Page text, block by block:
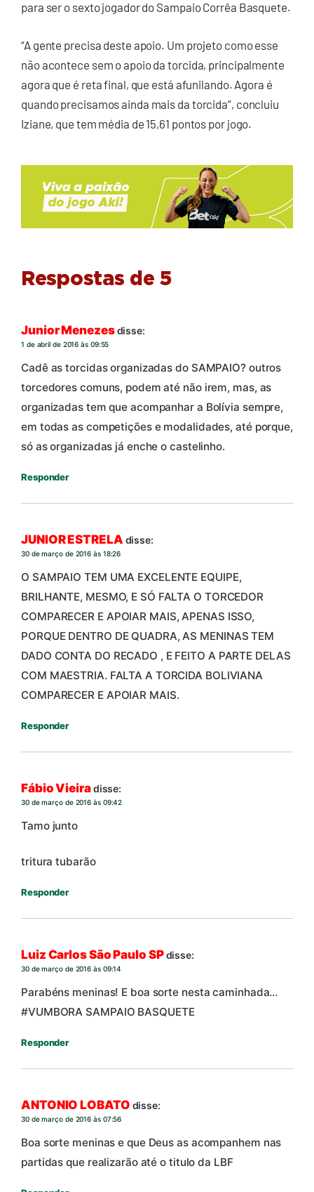
para ser o sexto jogador do Sampaio Corrêa Basquete.
“A gente precisa deste apoio. Um projeto como esse
não acontece sem o apoio da torcida, principalmente
agora que é reta final, que está afunilando. Agora é
quando precisamos ainda mais da torcida”, concluiu
Iziane, que tem média de 15,61 pontos por jogo.
Respostas de 5
Junior Menezesdisse:
1 de abril de 2016 às 09:55
Cadê as torcidas organizadas do SAMPAIO? outros
torcedores comuns, podem até não irem, mas, as
organizadas tem que acompanhar a Bolívia sempre,
em todas as competições e modalidades, até porque,
só as organizadas já enche o castelinho.
Responder
JUNIOR ESTRELA disse:
30 de março de 2016 às 18:26
O SAMPAIO TEM UMA EXCELENTE EQUIPE,
BRILHANTE, MESMO, E SÓ FALTA O TORCEDOR
COMPARECER E APOIAR MAIS, APENAS ISSO,
PORQUE DENTRO DE QUADRA, AS MENINAS TEM
DADO CONTA DO RECADO , E FEITO A PARTE DELAS
COM MAESTRIA. FALTA A TORCIDA BOLIVIANA
COMPARECER E APOIAR MAIS.
Responder
Fábio Vieiradisse:
30 de março de 2016 às 09:42
Tamo junto
tritura tubarão
Responder
Luiz Carlos São Paulo SPdisse:
30 de março de 2016 às 09:14
Parabéns meninas! E boa sorte nesta caminhada…
#VUMBORA SAMPAIO BASQUETE
Responder
ANTONIO LOBATO disse:
30 de março de 2016 às 07:56
Boa sorte meninas e que Deus as acompanhem nas
partidas que realizarão até o titulo da LBF